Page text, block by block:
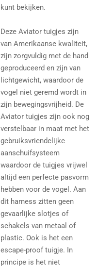
kunt bekijken.
Deze Aviator tuigjes zijn
van Amerikaanse kwaliteit,
zijn zorgvuldig met de hand
geproduceerd en zijn van
lichtgewicht, waardoor de
vogel niet geremd wordt in
zijn bewegingsvrijheid. De
Aviator tuigjes zijn ook nog
verstelbaar in maat met het
gebruiksvriendelijke
aanschuifsysteem
waardoor de tuigjes vrijwel
altijd een perfecte pasvorm
hebben voor de vogel. Aan
dit harness zitten geen
gevaarlijke slotjes of
schakels van metaal of
plastic. Ook is het een
escape-proof tuigje. In
principe is het niet